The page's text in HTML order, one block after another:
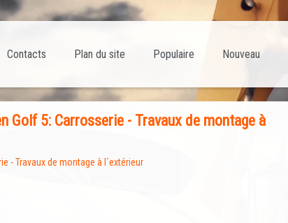
Nouveau
Populaire
Plan du site
Contacts
Golf 5: Carrosserie - Travaux de montage à
- Travaux de montage à l`extérieur